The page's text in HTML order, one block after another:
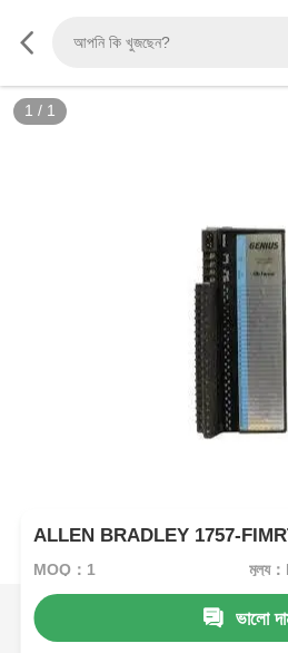
1 / 1
ALLEN BRADLEY 1757-
MOQ：1 মূল্য
ভালো